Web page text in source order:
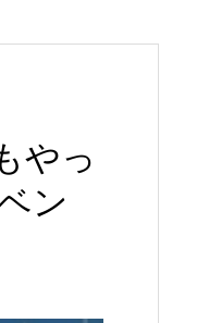
やっ
ン